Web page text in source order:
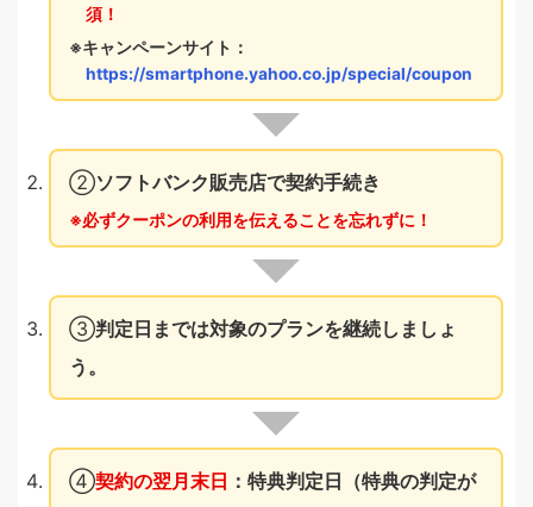
須！
キャンペーンサイト：
https://smartphone.yahoo.co.jp/special/coupon
②ソフトバンク販売店で契約手続き
必ずクーポンの利用を伝えることを忘れずに！
③判定日までは対象のプランを継続しましょ
う。
④契約の翌月末日 ：特典判定日（特典の判定が